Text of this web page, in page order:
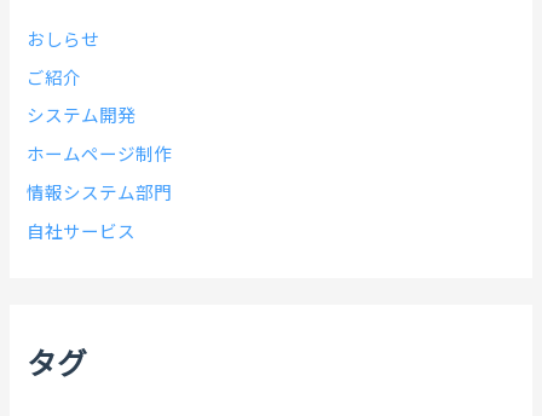
おしらせ
ご紹介
システム開発
ホームページ制作
情報システム部門
自社サービス
タグ